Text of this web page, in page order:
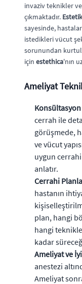
invaziv teknikler
çıkmaktadır.
sayesinde,
istedikleri vücut
sorunundan
için estethica'nın
Ameliyat
cerrah ile
görüşmede,
ve vücut
uygun
anlatır.
Cerrahi
hastanın
plan, hangi
hangi
kadar
Ameliyat ve
anestezi
Ameliyat